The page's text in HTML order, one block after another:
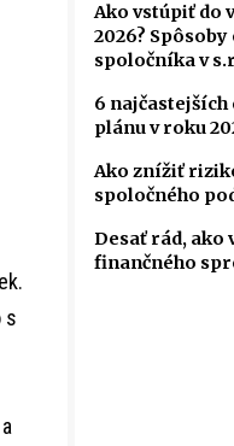
s
Ako vstúpiť do
2026?
spoločníka v
6
plánu v roku
Ako znížiť
spoločného
Desať rád, ako
finančného